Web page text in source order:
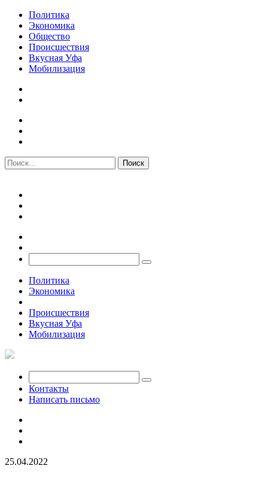
Политика
Экономика
Общество
Происшествия
Вкусная Уфа
Мобилизация
Политика
Экономика
Происшествия
Вкусная Уфа
Мобилизация
Контакты
Написать письмо
25.04.2022